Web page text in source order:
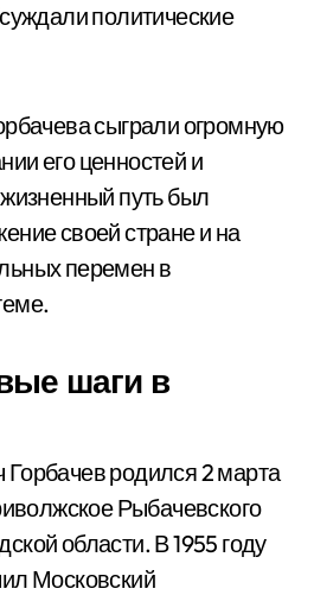
политические
сыграли огромную
его ценностей и
путь был
своей стране и на
перемен в
шаги в
родился 2 марта
Рыбачевского
области. В 1955 году
Московский